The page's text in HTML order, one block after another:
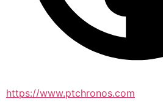
https://www.ptchronos.com